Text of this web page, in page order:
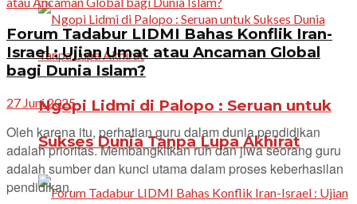
Ngopi Lidmi di Palopo : Seruan untuk
Sukses Dunia Tanpa Lupa Akhirat
Forum Tadabur LIDMI Bahas Konflik Iran-
Israel : Ujian Umat atau Ancaman Global
bagi Dunia Islam?
27 Juni 2025
Oleh karena itu, perhatian guru dalam dunia pendidikan
adalah prioritas. Membangkitkan ruh dan jiwa seorang guru
adalah sumber dan kunci utama dalam proses keberhasilan
pendidikan.